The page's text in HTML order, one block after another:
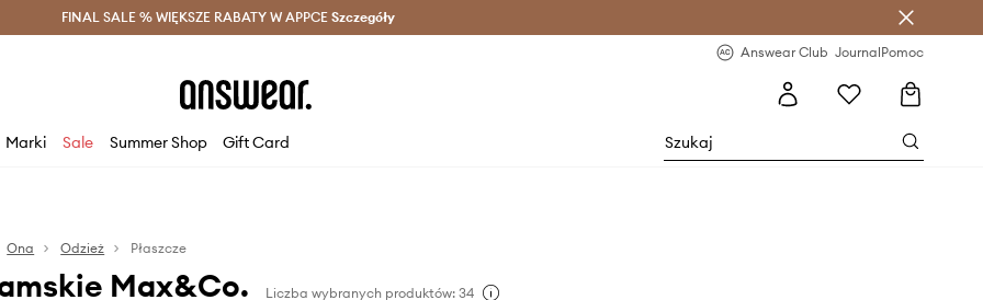
Oszczędzaj z Answear Club > Dostawa nawet w 24h >
FINAL SALE % WIĘKSZE RABATY W APPCE Szczegóły
Answear Club JournalPomoc
Marki Sale Summer Shop Gift Card
Ona Odzież Płaszcze
Max&Co. Liczba wybranych produktów: 34